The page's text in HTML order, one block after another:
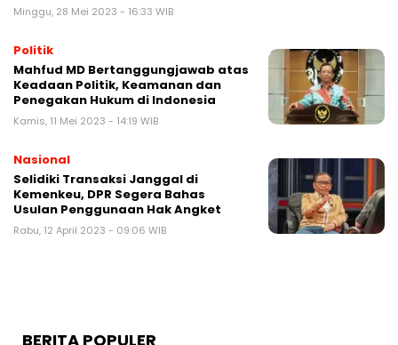
Minggu, 28 Mei 2023 - 16:33 WIB
Politik
Mahfud MD Bertanggungjawab atas
Keadaan Politik, Keamanan dan
Penegakan Hukum di Indonesia
Kamis, 11 Mei 2023 - 14:19 WIB
Nasional
Selidiki Transaksi Janggal di
Kemenkeu, DPR Segera Bahas
Usulan Penggunaan Hak Angket
Rabu, 12 April 2023 - 09:06 WIB
BERITA POPULER